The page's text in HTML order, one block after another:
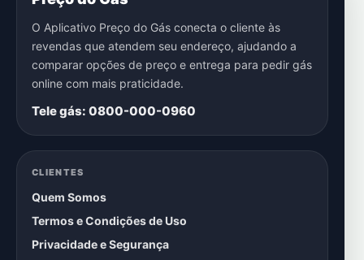
O Aplicativo Preço do Gás conecta o cliente às
revendas que atendem seu endereço, ajudando a
comparar opções de preço e entrega para pedir gás
online com mais praticidade.
Tele gás: 0800-000-0960
CLIENTES
Quem Somos
Termos e Condições de Uso
Privacidade e Segurança